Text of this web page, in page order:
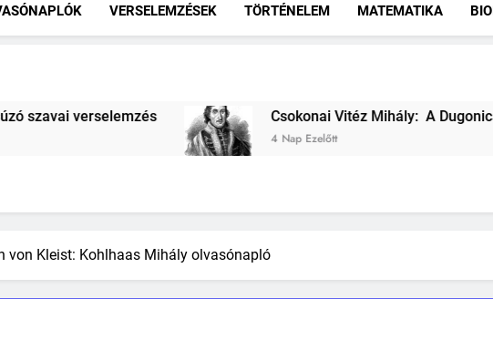
VERSELEMZÉSEK TÖRTÉNELEM MATEMATIKA
Csokonai Vitéz Mihály: A Dugonics oszlopa verselemzés
von Kleist: Kohlhaas Mihály olvasónapló